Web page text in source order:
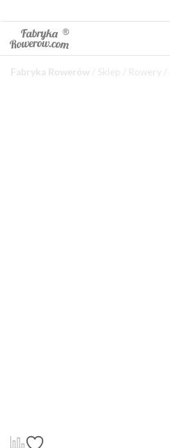
Fabryka Rowerów Sklep Rowery